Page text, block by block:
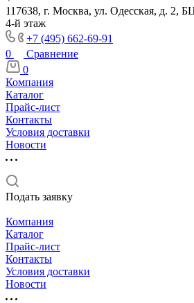
117638, г. Москва, ул. Одесская, д. 2,
4-й этаж
+7 (495) 662-69-91
0
Сравнение
0
Компания
Каталог
Прайс-лист
Контакты
Условия доставки
Новости
Подать заявку
Компания
Каталог
Прайс-лист
Контакты
Условия доставки
Новости